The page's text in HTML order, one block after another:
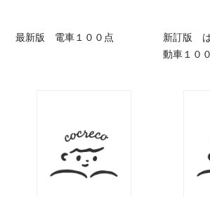
最新版 電車１００点
新訂版
動車１０